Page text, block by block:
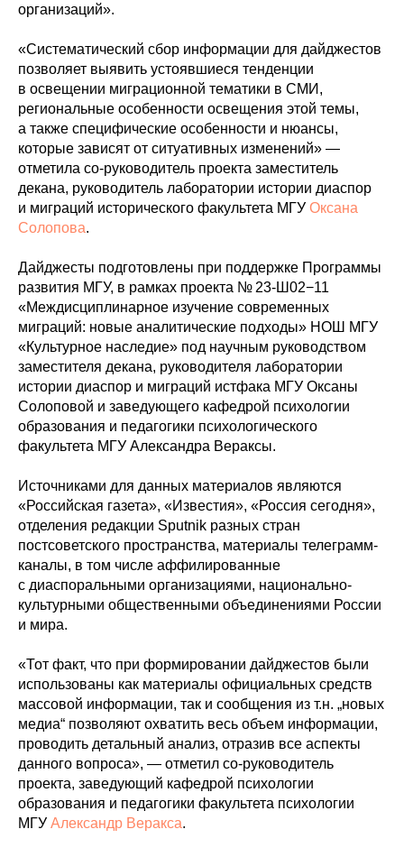
организаций».
«Систематический сбор информации для дайджестов
позволяет выявить устоявшиеся тенденции
в освещении миграционной тематики в СМИ,
региональные особенности освещения этой темы,
а также специфические особенности и нюансы,
которые зависят от ситуативных изменений» —
отметила со-руководитель проекта заместитель
декана, руководитель лаборатории истории диаспор
и миграций исторического факультета МГУ Оксана
Солопова.
Дайджесты подготовлены при поддержке Программы
развития МГУ, в рамках проекта № 23-Ш02−11
«Междисциплинарное изучение современных
миграций: новые аналитические подходы» НОШ МГУ
«Культурное наследие» под научным руководством
заместителя декана, руководителя лаборатории
истории диаспор и миграций истфака МГУ Оксаны
Солоповой и заведующего кафедрой психологии
образования и педагогики психологического
факультета МГУ Александра Вераксы.
Источниками для данных материалов являются
«Российская газета», «Известия», «Россия сегодня»,
отделения редакции Sputnik разных стран
постсоветского пространства, материалы телеграмм-
каналы, в том числе аффилированные
с диаспоральными организациями, национально-
культурными общественными объединениями России
и мира.
«Тот факт, что при формировании дайджестов были
использованы как материалы официальных средств
массовой информации, так и сообщения из т.н. „новых
медиа“ позволяют охватить весь объем информации,
проводить детальный анализ, отразив все аспекты
данного вопроса», — отметил со-руководитель
проекта, заведующий кафедрой психологии
образования и педагогики факультета психологии
МГУ Александр Веракса.